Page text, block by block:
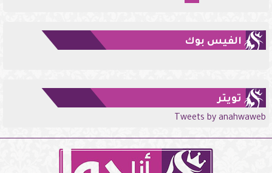
الفيس بوك
تويتر
Tweets by anahwaweb